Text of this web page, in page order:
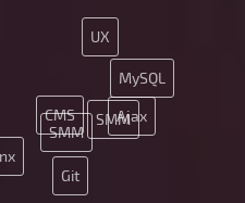
SMM
Ajax
MySQL
SMM
UX
CMS
Git